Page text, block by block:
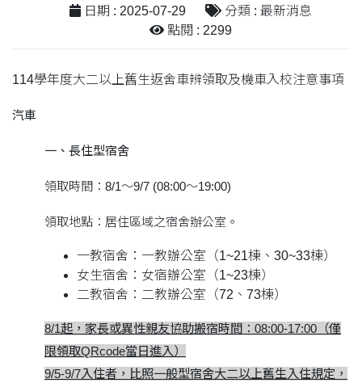
日期 : 2025-07-29
分類 : 最新消息
點閱 : 2299
114學年度大二以上舊生返舍車辨領取及機車入校注意事項
汽車
一、長住型宿舍
領取時間：8/1～9/7 (08:00～19:00)
領取地點：居住區域之宿舍辦公室。
一教宿舍：一教辦公室（1~21棟、30~33棟）
女生宿舍：女宿辦公室（1~23棟）
二教宿舍：二教辦公室（72、73棟）
8/1起，家長或異性親友協助搬宿時間：08:00-17:00（僅
限領取QRcode當日進入）
9/5-9/7入住者，比照一般型宿舍大二以上舊生入住規定，